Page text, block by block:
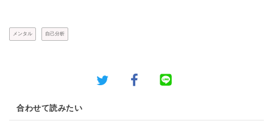
メンタル 自己分析
合わせて読みたい